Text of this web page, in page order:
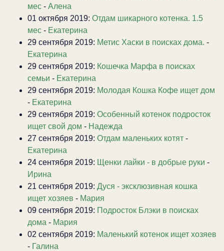
мес - Алена
01 октября 2019: Отдам шикарного котенка. 1.5
мес - Екатерина
29 сентября 2019: Метис Хаски в поисках дома. -
Екатерина
29 сентября 2019: Кошечка Марфа в поисках
семьи - Екатерина
29 сентября 2019: Молодая Кошка Кофе ищет дом
- Екатерина
29 сентября 2019: Особенный котенок подросток
ищет свой дом - Надежда
27 сентября 2019: Отдам маленьких котят -
Екатерина
24 сентября 2019: Щенки лайки - в добрые руки -
Ирина
21 сентября 2019: Дуся - эксклюзивная кошка
ищет хозяев - Мария
09 сентября 2019: Подросток Блэки в поисках
дома - Мария
02 сентября 2019: Маленький котенок ищет хозяев
- Галина